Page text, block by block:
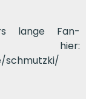
lange Fan-
hier:
schmutzki/